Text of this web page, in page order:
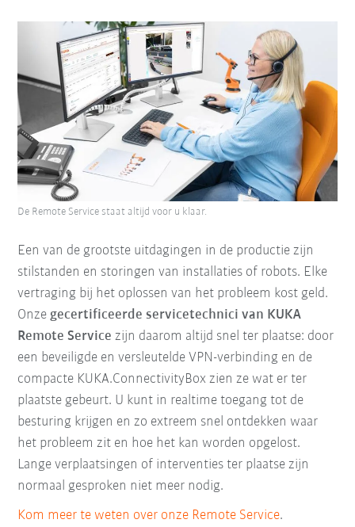
Een van de grootste uitdagingen in de productie zijn
stilstanden en storingen van installaties of robots. Elke
vertraging bij het oplossen van het probleem kost geld.
Onze gecertificeerde servicetechnici van KUKA
Remote Service zijn daarom altijd snel ter plaatse: door
een beveiligde en versleutelde VPN-verbinding en de
compacte KUKA.ConnectivityBox zien ze wat er ter
plaatste gebeurt. U kunt in realtime toegang tot de
besturing krijgen en zo extreem snel ontdekken waar
het probleem zit en hoe het kan worden opgelost.
Lange verplaatsingen of interventies ter plaatse zijn
normaal gesproken niet meer nodig.
Kom meer te weten over onze Remote Service.
De Remote Service staat altijd voor u klaar.